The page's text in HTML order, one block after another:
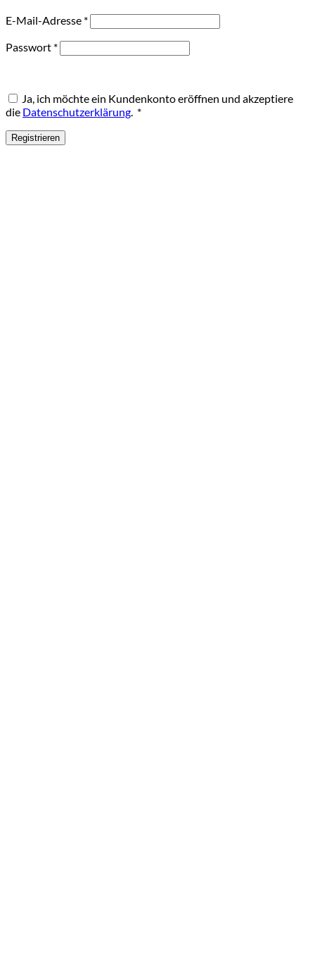
E-Mail-Adresse *Erforderlich
Passwort *Erforderlich
Ja, ich möchte ein Kundenkonto eröffnen und akzeptiere
die Datenschutzerklärung. *Erforderlich
Registrieren